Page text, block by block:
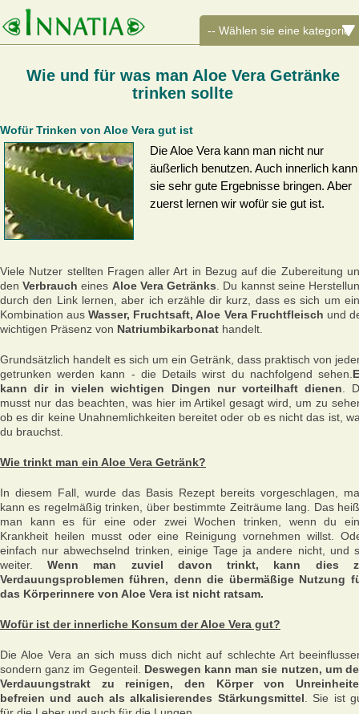
Wie und für was man Aloe Vera Getränke
trinken sollte
Wofür Trinken von Aloe Vera gut ist
Die Aloe Vera kann man nicht nur
äußerlich benutzen. Auch innerlich kann
sie sehr gute Ergebnisse bringen. Aber
zuerst lernen wir wofür sie gut ist.
Viele Nutzer stellten Fragen aller Art in Bezug auf die Zubereitung
denVerbrauch eines Aloe Vera Getränks . Du kannst seine
durch den Link lernen, aber ich erzähle dir kurz, dass es sich um
Kombination ausWasser, Fruchtsaft, Aloe Vera Fruchtfleisch und
wichtigen Präsenz von Natriumbikarbonat handelt.
Grundsätzlich handelt es sich um ein Getränk, dass praktisch von
getrunken werden kann - die Details wirst du nachfolgend sehen.
kann dir in vielen wichtigen Dingen nur vorteilhaft dienen .
musst nur das beachten, was hier im Artikel gesagt wird, um zu
ob es dir keine Unahnemlichkeiten bereitet oder ob es nicht das ist,
du brauchst.
Wie trinkt man ein Aloe Vera Getränk?
In diesem Fall, wurde das Basis Rezept bereits vorgeschlagen,
kann es regelmäßig trinken, über bestimmte Zeiträume lang. Das
man kann es für eine oder zwei Wochen trinken, wenn du
Krankheit heilen musst oder eine Reinigung vornehmen willst.
einfach nur abwechselnd trinken, einige Tage ja andere nicht, und
weiter.Wenn man zuviel davon trinkt, kann dies
Verdauungsproblemen führen, denn die übermäßige Nutzung
das Körperinnere von Aloe Vera ist nicht ratsam.
Wofür ist der innerliche Konsum der Aloe Vera gut?
Die Aloe Vera an sich muss dich nicht auf schlechte Art
sondern ganz im Gegenteil. Deswegen kann man sie nutzen, um
Verdauungstrakt zu reinigen, den Körper von
befreien und auch als alkalisierendes Stärkungsmittel . Sie ist